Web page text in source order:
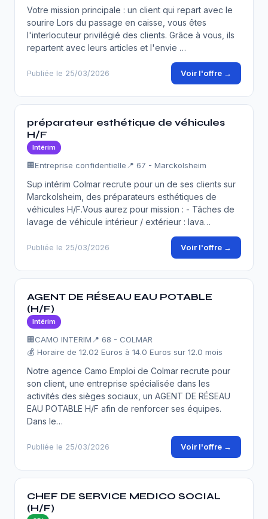
Votre mission principale : un client qui repart avec le
sourire Lors du passage en caisse, vous êtes
l'interlocuteur privilégié des clients. Grâce à vous, ils
repartent avec leurs articles et l'envie …
Publiée le 25/03/2026 Voir l'offre →
préparateur esthétique de véhicules
H/F
Intérim
🏢Entreprise confidentielle 📍 67 - Marckolsheim
Sup intérim Colmar recrute pour un de ses clients sur
Marckolsheim, des préparateurs esthétiques de
véhicules H/F.Vous aurez pour mission : - Tâches de
lavage de véhicule intérieur / extérieur : lava…
Publiée le 25/03/2026 Voir l'offre →
AGENT DE RÉSEAU EAU POTABLE
(H/F)
Intérim
🏢CAMO INTERIM 📍 68 - COLMAR
💰 Horaire de 12.02 Euros à 14.0 Euros sur 12.0 mois
Notre agence Camo Emploi de Colmar recrute pour
son client, une entreprise spécialisée dans les
activités des sièges sociaux, un AGENT DE RÉSEAU
EAU POTABLE H/F afin de renforcer ses équipes.
Dans le…
Publiée le 25/03/2026 Voir l'offre →
CHEF DE SERVICE MEDICO SOCIAL
(H/F)